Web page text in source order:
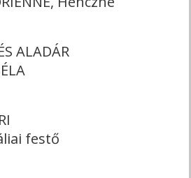
ALADÁR
festő